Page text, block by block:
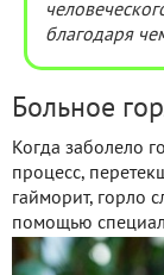
благодаря
Больное
Когда заболело
процесс,
гайморит, горло
помощью